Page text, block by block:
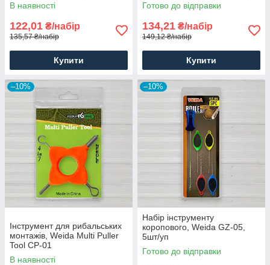
В наявності
122,01 ₴/набір
135,57 ₴/набір
Купити
Готово до відправки
134,21 ₴/набір
149,12 ₴/набір
Купити
–10%
Інструмент для рибальських
монтажів, Weida Multi Puller
Tool CP-01
В наявності
–10%
Набір інструменту
коропового, Weida GZ-05,
5шт/уп
Готово до відправки